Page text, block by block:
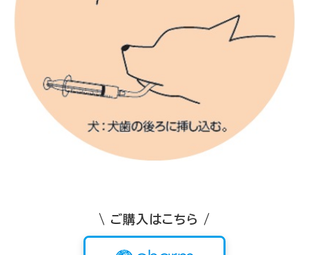
\ ご購入はこちら /